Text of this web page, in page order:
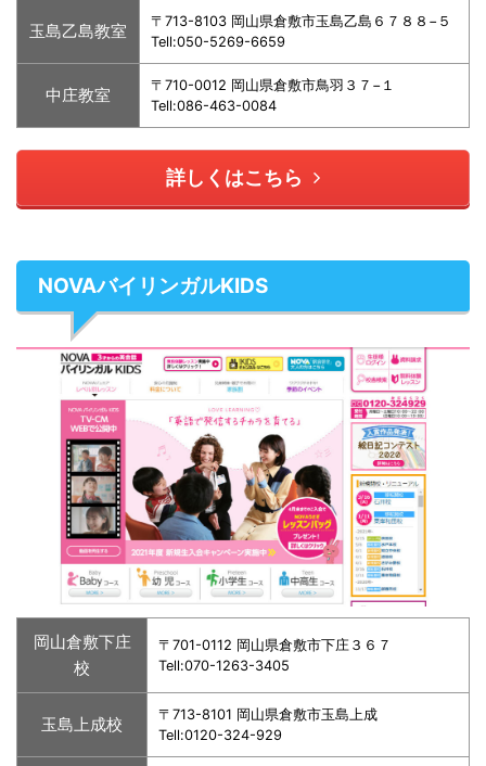
玉島乙島教室
〒713-8103 岡山県倉敷市玉島乙島６７８８−５
Tell:050-5269-6659
中庄教室
〒710-0012 岡山県倉敷市鳥羽３７−１
Tell:086-463-0084
詳しくはこちら
NOVAバイリンガルKIDS
岡山倉敷下庄
校
〒701-0112 岡山県倉敷市下庄３６７
Tell:070-1263-3405
玉島上成校
〒713-8101 岡山県倉敷市玉島上成
Tell:0120-324-929